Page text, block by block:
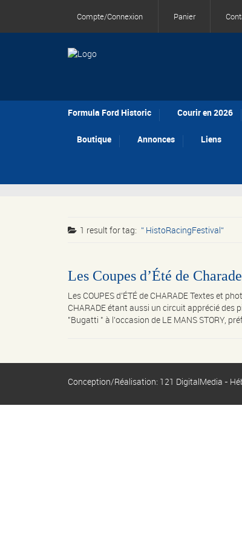
Compte/Connexion Panier
Formula Ford Historic Courir en 2026
Boutique Annonces Liens
1 result fortag: HistoRacingFestival
Les Coupes d’Été de
Les COUPES d’ÉTÉ de CHARADE Textes et
CHARADE étant aussi un circuit apprécié des
"Bugatti " à l'occasion de LE MANS STORY,
Conception/Réalisation: 121 DigitalMedia -